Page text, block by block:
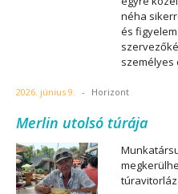
néha
és
személyes
2026. június 9. - Horizont
Merlin utolsó túrája